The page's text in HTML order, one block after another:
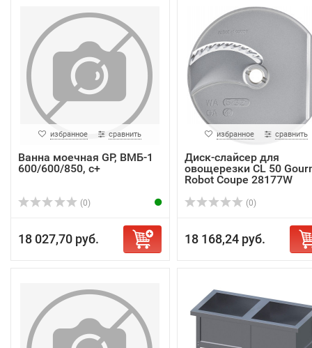
избранное сравнить
Ванна моечная GP, ВМБ-1
600/600/850, с+
(0)
18 027,70 руб.
избранное сравнить
Диск-слайсер для
овощерезки CL 50
Robot Coupe 28177W
(0)
18 168,24 руб.